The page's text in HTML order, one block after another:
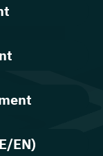
EN)